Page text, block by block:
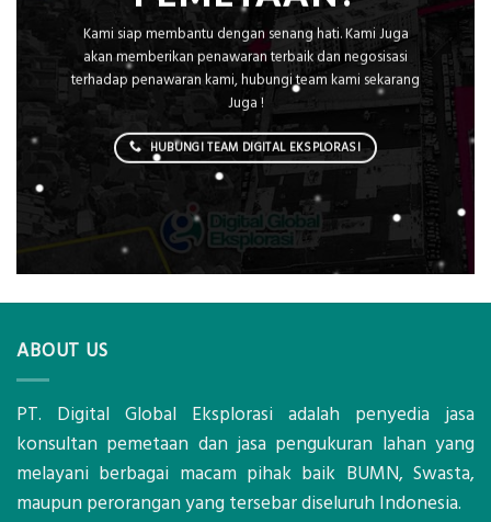
Kami siap membantu dengan senang hati. Kami Juga
akan memberikan penawaran terbaik dan negosisasi
terhadap penawaran kami, hubungi team kami sekarang
Juga !
HUBUNGI TEAM DIGITAL EKSPLORASI
ABOUT US
PT. Digital Global Eksplorasi adalah penyedia jasa
konsultan pemetaan dan jasa pengukuran lahan yang
melayani berbagai macam pihak baik BUMN, Swasta,
maupun perorangan yang tersebar diseluruh Indonesia.